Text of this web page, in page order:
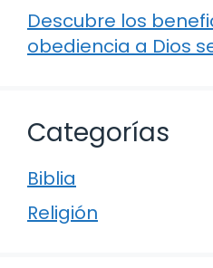
Descubre los
obediencia a Dios
Categorías
Biblia
Religión